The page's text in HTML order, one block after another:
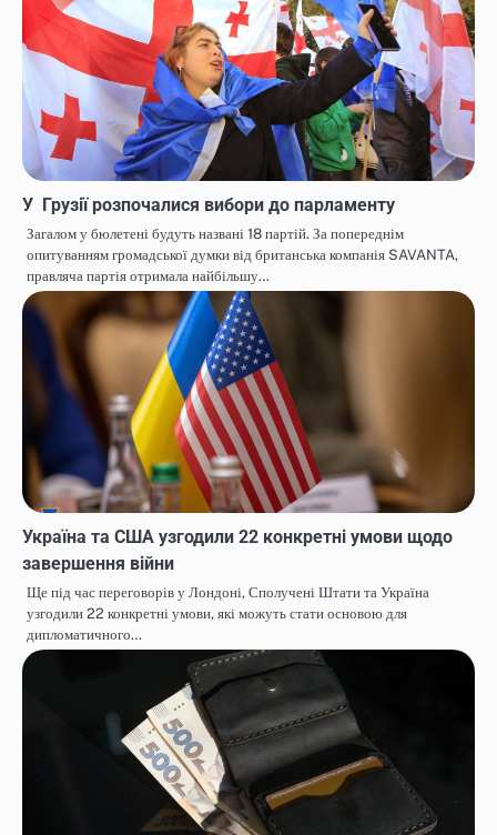
У Грузії розпочалися вибори до парламенту
Загалом у бюлетені будуть названі 18 партій. За попереднім
опитуванням громадської думки від британська компанія SAVANTA,
правляча партія отримала найбільшу…
Україна та США узгодили 22 конкретні умови щодо
завершення війни
Ще під час переговорів у Лондоні, Сполучені Штати та Україна
узгодили 22 конкретні умови, які можуть стати основою для
дипломатичного…